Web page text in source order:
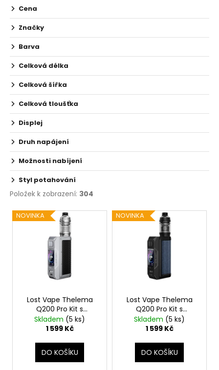
Cena
Značky
Barva
Celková délka
Celková šířka
Celková tloušťka
Displej
Druh napájení
Možnosti nabíjení
Styl potahování
Položek k zobrazení: 304
V
ý
NOVINKA
Lost Vape Thelema
Q200 Pro Kit s
Centaurus Sub Ohm
Tank V2 (Shadow
Skladem (5 ks)
1 599 Kč
DO KOŠÍKU
NOVINKA
Lost Vape Thelema
Q200 Pro Kit s
Centaurus Sub Ohm
Tank V2 (Midnight
Skladem (5 ks)
1 599 Kč
DO KOŠÍKU
ELF
BAR
600
-
20MG
-
WATERMELON
(VODNÍ
MELOUN)
195
Kč